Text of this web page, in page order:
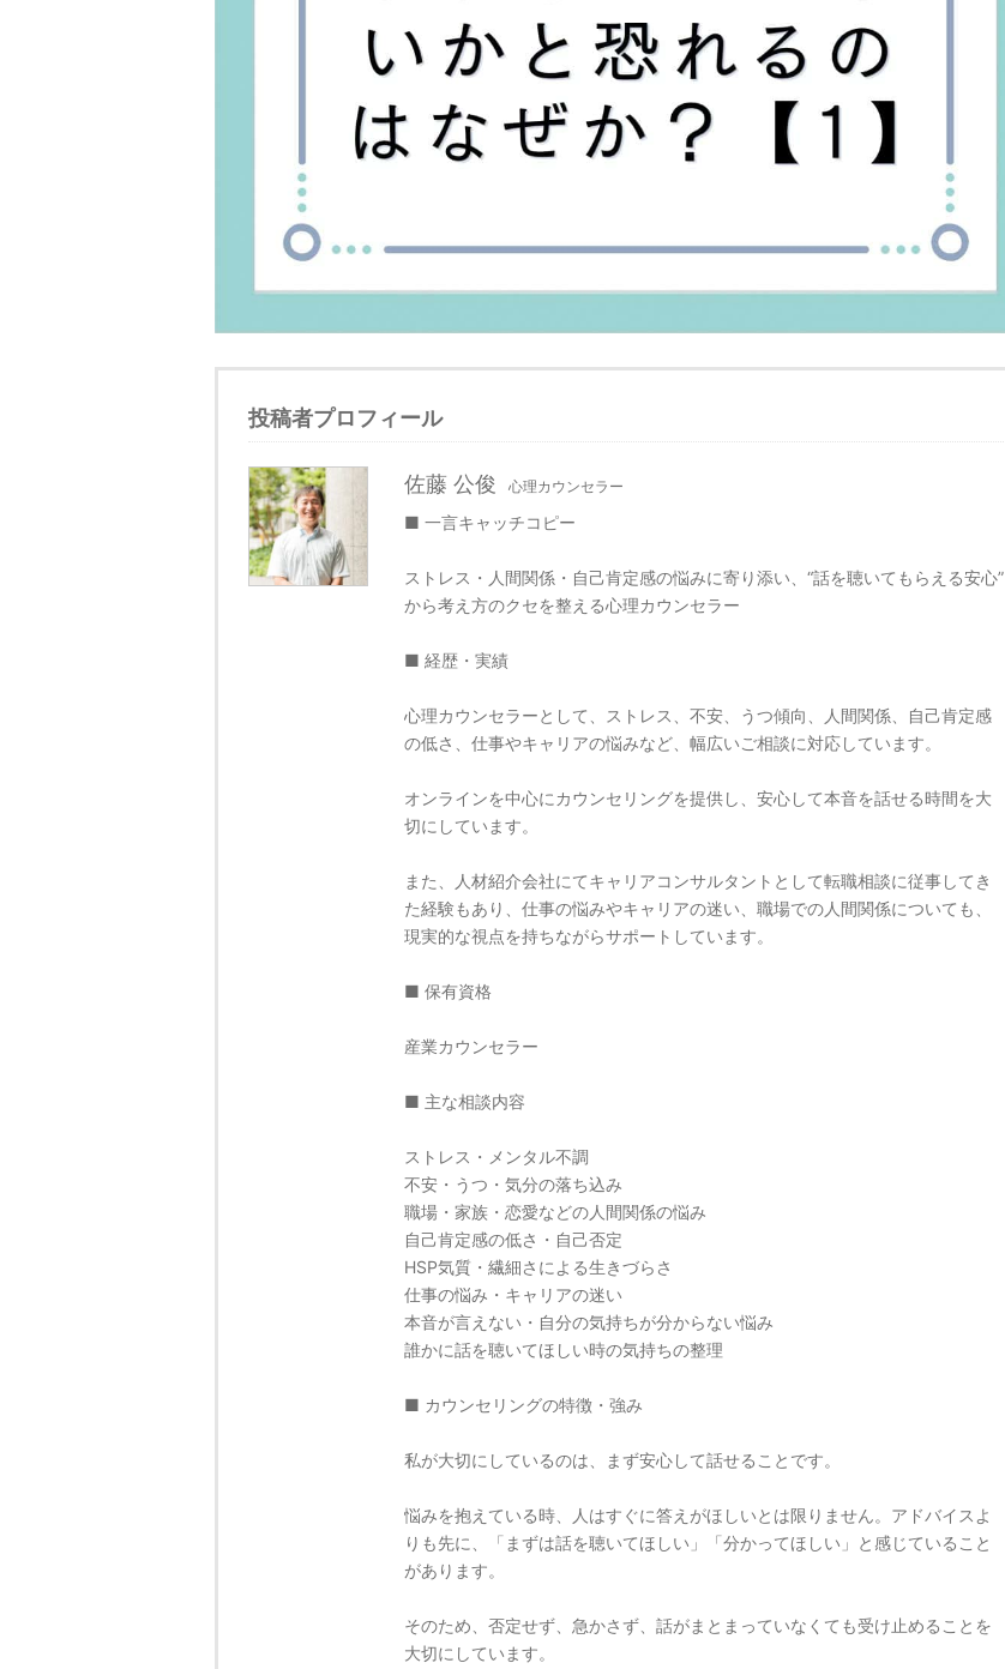
投稿者プロフィール
佐藤 公俊 心理カウンセラー
■ 一言キャッチコピー
ストレス・人間関係・自己肯定感の悩みに寄り添い、“話を聴いてもらえる安心”
から考え方のクセを整える心理カウンセラー
■ 経歴・実績
心理カウンセラーとして、ストレス、不安、うつ傾向、人間関係、自己肯定感
の低さ、仕事やキャリアの悩みなど、幅広いご相談に対応しています。
オンラインを中心にカウンセリングを提供し、安心して本音を話せる時間を大
切にしています。
また、人材紹介会社にてキャリアコンサルタントとして転職相談に従事してき
た経験もあり、仕事の悩みやキャリアの迷い、職場での人間関係についても、
現実的な視点を持ちながらサポートしています。
■ 保有資格
産業カウンセラー
■ 主な相談内容
ストレス・メンタル不調
不安・うつ・気分の落ち込み
職場・家族・恋愛などの人間関係の悩み
自己肯定感の低さ・自己否定
HSP気質・繊細さによる生きづらさ
仕事の悩み・キャリアの迷い
本音が言えない・自分の気持ちが分からない悩み
誰かに話を聴いてほしい時の気持ちの整理
■ カウンセリングの特徴・強み
私が大切にしているのは、まず安心して話せることです。
悩みを抱えている時、人はすぐに答えがほしいとは限りません。アドバイスよ
りも先に、「まずは話を聴いてほしい」「分かってほしい」と感じていること
があります。
そのため、否定せず、急かさず、話がまとまっていなくても受け止めることを
大切にしています。